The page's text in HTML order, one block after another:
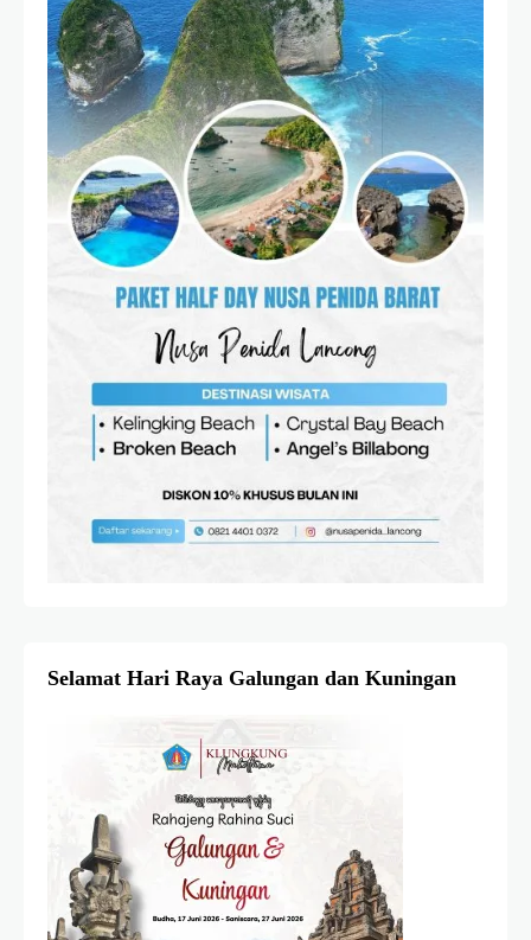
Selamat Hari Raya Galungan dan Kuningan